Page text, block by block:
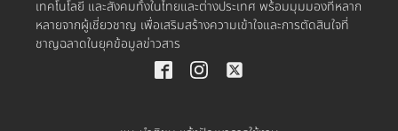
เทคโนโลยี และสังคมทั้งในไทยและต่างประเทศ พร้อมมุมมองที่หลาก
หลายจากผู้เชี่ยวชาญ เพื่อเสริมสร้างความเข้าใจและการตัดสินใจที่
ชาญฉลาดในยุคข้อมูลข่าวสาร